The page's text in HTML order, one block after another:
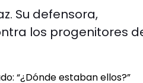
Su defensora,
los progenitores